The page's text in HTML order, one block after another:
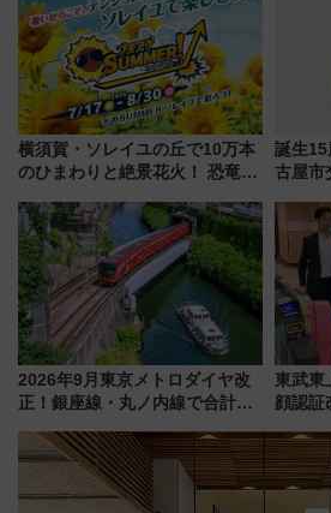
県越谷市）
横須賀・ソレイユの丘で10万本
のひまわりと絶景花火！ 恐竜や
帰りお出かけ最新情報（2026年
7月17日～開催）
誕生15
古屋市
定1万
2026年9月東京メトロダイヤ改
正！銀座線・丸ノ内線で合計
待
東武東
顔認証
でシー